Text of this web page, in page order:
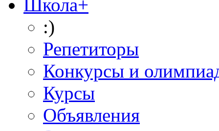
Школа+
:)
Репетиторы
Конкурсы и
Курсы
Объявления